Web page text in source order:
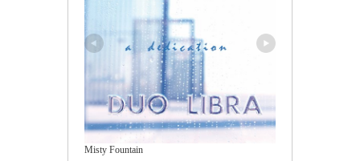
Misty Fountain